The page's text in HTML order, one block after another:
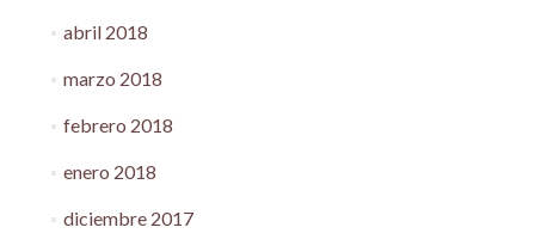
abril 2018
marzo 2018
febrero 2018
enero 2018
diciembre 2017